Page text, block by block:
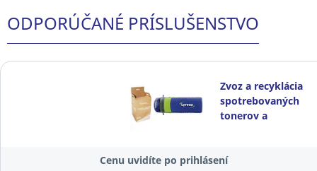
ODPORÚČANÉ PRÍSLUŠENSTVO
Zvoz a recyklácia
spotrebovaných
tonerov a
Cenu uvidíte po prihlásení